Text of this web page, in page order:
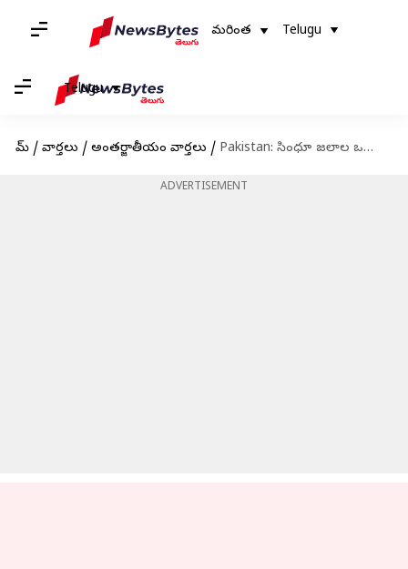
మరింత Telugu
Telugu
హోమ్ / వార్తలు / అంతర్జాతీయం వార్తలు / Pakistan: సింధూ జలాల ఒప్పందంపై ఎటువంటి రాజీ లేదు: పాక్‌ ఆర్మీ చీఫ్‌ ప్రేలాపనలు
ADVERTISEMENT